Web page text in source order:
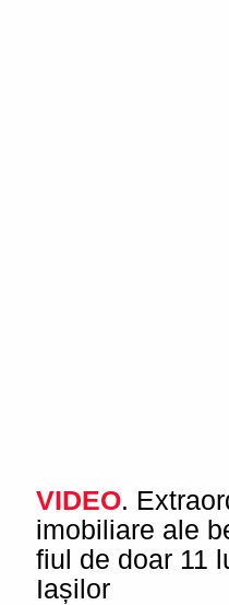
VIDEO.
imobiliare ale
fiul de doar 11
Iașilor